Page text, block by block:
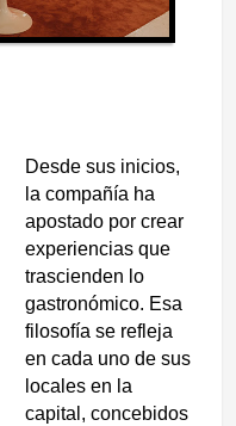
Desde sus inicios,
la compañía ha
apostado por crear
experiencias que
trascienden lo
gastronómico. Esa
filosofía se refleja
en cada uno de sus
locales en la
capital, concebidos